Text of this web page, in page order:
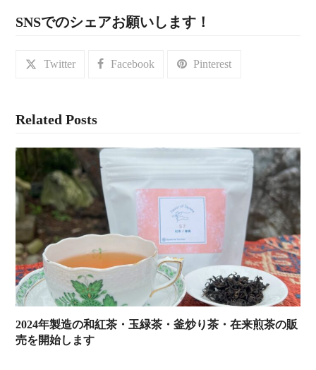
SNSでのシェアお願いします！
Twitter Facebook Pinterest
Related Posts
2024年製造の和紅茶・玉緑茶・釜炒り茶・在来煎茶の販
売を開始します